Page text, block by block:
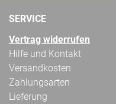
SERVICE
Vertrag widerrufen
Hilfe und Kontakt
Versandkosten
Zahlungsarten
Lieferung